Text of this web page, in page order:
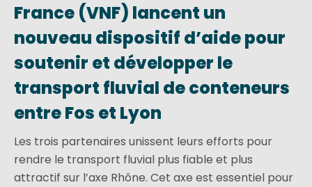
France (VNF) lancent un
nouveau dispositif d’aide pour
soutenir et développer le
transport fluvial de conteneurs
entre Fos et Lyon
Les trois partenaires unissent leurs efforts pour
rendre le transport fluvial plus fiable et plus
attractif sur l’axe Rhône. Cet axe est essentiel pour